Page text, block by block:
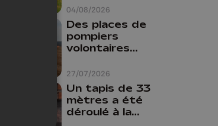
04/08/2026
comme prof que
comme
pharmacienne"
27/07/2026
Des places de
pompiers
volontaires
province de Liège :
"Un citoyen qui
n'est formé ne
peut pas nous
aider"
Un tapis de 33
mètres a été
déroulé à la